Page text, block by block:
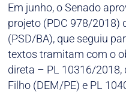
Em junho, o Senado
projeto (PDC 978/2018)
(PSD/BA), que seguiu
textos tramitam com o
direta – PL 10316/
Filho (DEM/PE) e PL